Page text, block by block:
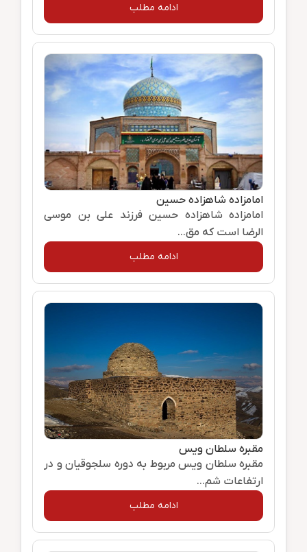
ادامه مطلب
امامزاده شاهزاده حسین
امامزاده شاهزاده حسین فرزند علی بن موسی
الرضا است که مق...
ادامه مطلب
مقبره سلطان ویس
مقبره سلطان ویس مربوط به دوره سلجوقیان و در
ارتفاعات شم...
ادامه مطلب